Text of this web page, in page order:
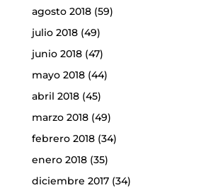
agosto 2018(59)
julio 2018(49)
junio 2018(47)
mayo 2018(44)
abril 2018(45)
marzo 2018(49)
febrero 2018(34)
enero 2018(35)
diciembre 2017(34)